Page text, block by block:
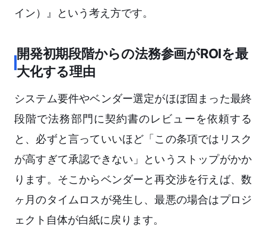
イン）』という考え方です。
開発初期段階からの法務参画がROIを最
大化する理由
システム要件やベンダー選定がほぼ固まった最終
段階で法務部門に契約書のレビューを依頼する
と、必ずと言っていいほど「この条項ではリスク
が高すぎて承認できない」というストップがかか
ります。そこからベンダーと再交渉を行えば、数
ヶ月のタイムロスが発生し、最悪の場合はプロジ
ェクト自体が白紙に戻ります。